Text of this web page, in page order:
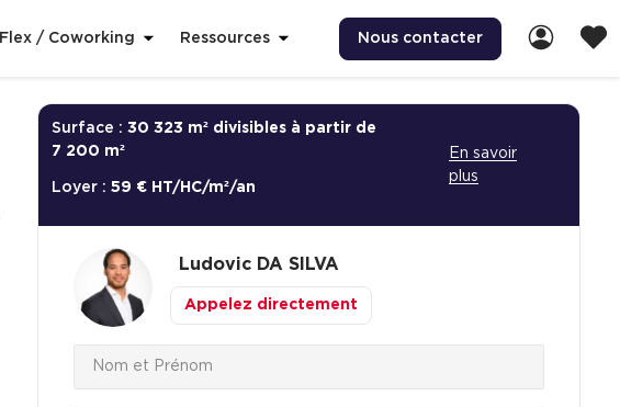
Flex / Coworking Ressources Nous contacter
Surface : 30 323 m² divisibles à partir de
7 200 m²
Loyer : 59 € HT/HC/m²/an
En savoir
plus
Ludovic DA SILVA
Appelez directement